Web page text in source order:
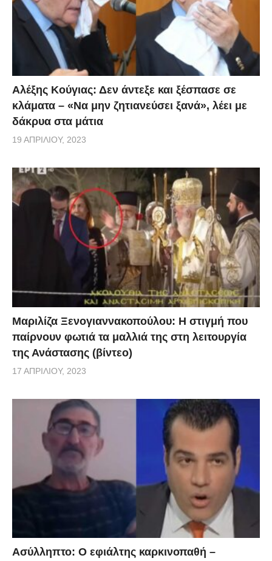
Αλέξης Κούγιας: Δεν άντεξε και ξέσπασε σε
κλάματα – «Να μην ζητιανεύσει ξανά», λέει με
δάκρυα στα μάτια
19 ΑΠΡΙΛΊΟΥ, 2023
Μαριλίζα Ξενογιαννακοπούλου: Η στιγμή που
παίρνουν φωτιά τα μαλλιά της στη λειτουργία
της Ανάστασης (βίντεο)
17 ΑΠΡΙΛΊΟΥ, 2023
Ασύλληπτο: Ο εφιάλτης καρκινοπαθή –